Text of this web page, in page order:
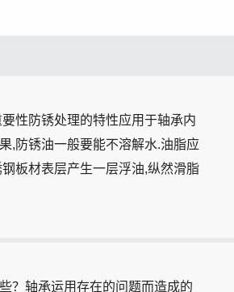
性防锈处理的特性应用于轴承内
,防锈油一般要能不溶解水.油脂应
板材表层产生一层浮油,纵然滑脂
？轴承运用存在的问题而造成的